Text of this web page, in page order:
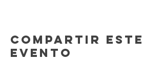
Compartir este
evento